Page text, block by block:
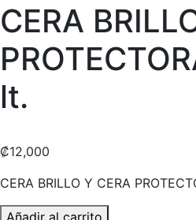
CERA
lt.
₡12,000
CERA BRILLO Y CERA
CERA